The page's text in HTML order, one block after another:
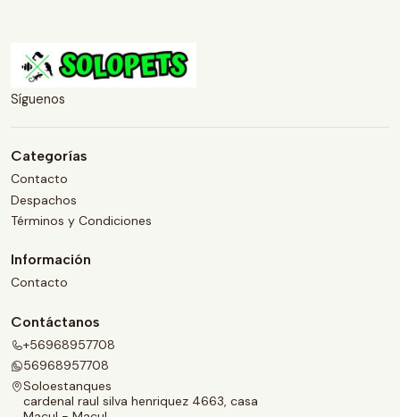
Síguenos
Categorías
Contacto
Despachos
Términos y Condiciones
Información
Contacto
Contáctanos
+56968957708
56968957708
Soloestanques
cardenal raul silva henriquez 4663, casa